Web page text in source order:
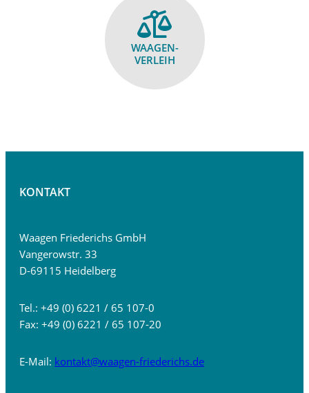
WAAGEN­
VERLEIH
KONTAKT
Waagen Friederichs GmbH
Vangerowstr. 33
D-69115 Heidelberg
Tel.: +49 (0) 6221 / 65 107-0
Fax: +49 (0) 6221 / 65 107-20
E-Mail: kontakt@waagen-friederichs.de